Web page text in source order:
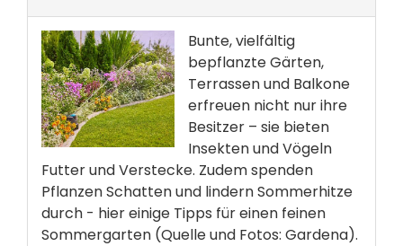
Bunte, vielfältig
bepflanzte Gärten,
Terrassen und Balkone
erfreuen nicht nur ihre
Besitzer – sie bieten
Insekten und Vögeln
Futter und Verstecke. Zudem spenden
Pflanzen Schatten und lindern Sommerhitze
durch - hier einige Tipps für einen feinen
Sommergarten (Quelle und Fotos: Gardena).